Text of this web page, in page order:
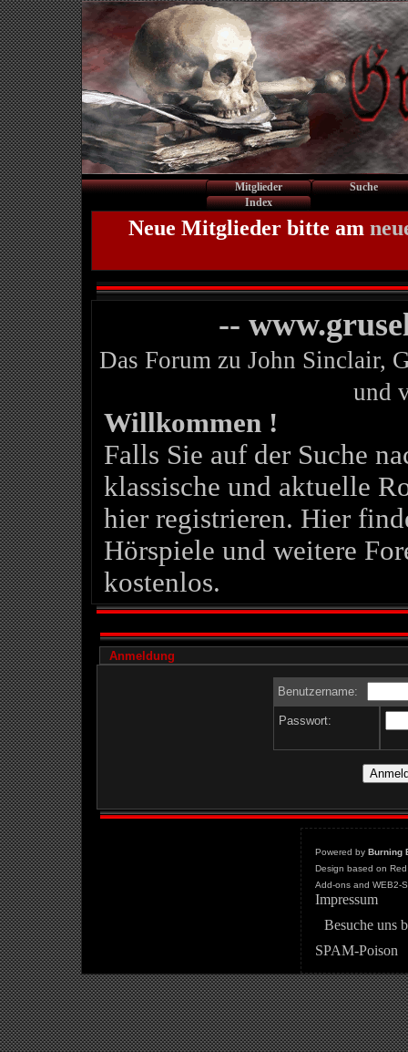
Mitglieder
Suche
Index
Neue Mitglieder bitte am
--
Das Forum zu John Sinclair,
und
Willkommen !
Falls Sie auf der Suche
klassische und aktuelle
hier registrieren. Hier
Hörspiele und weitere
kostenlos.
Anmeldung
Benutzername:
Passwort:
Powered by Burning
Design based on
Add-ons and WEB2-
Impressum
Besuche uns
SPAM-Poison